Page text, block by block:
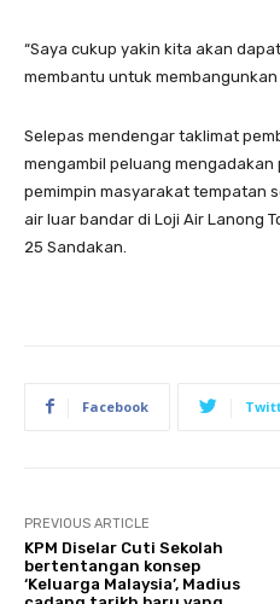
“Saya cukup yakin kita akan
membantu untuk membangunkan
Selepas mendengar taklimat
mengambil peluang
pemimpin masyarakat tempatan
air luar bandar di Loji Air Lanong
25 Sandakan.
Facebook
PREVIOUS ARTICLE
KPM Diselar Cuti Sekolah
bertentangan konsep
‘Keluarga Malaysia’, Madius